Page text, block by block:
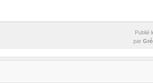
Publié
par